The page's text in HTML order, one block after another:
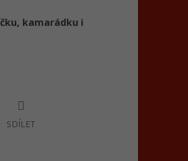
kamarádku i
SDÍLET